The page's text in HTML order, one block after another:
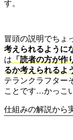
す。
冒頭の説明でちょ
考えられるように
は 「読者の方が
るか考えられるよ
テランクラフター
ことです…かっこ
仕組みの解説から